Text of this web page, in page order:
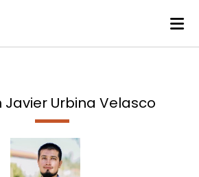
Javier Urbina Velasco